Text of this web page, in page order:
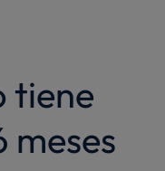
tiene
meses